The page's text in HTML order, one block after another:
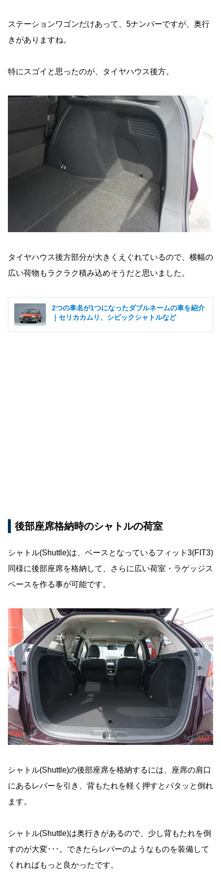
ステーションワゴンだけあって、5ナンバーですが、奥行
きがありますね。
特にスゴイと思ったのが、タイヤハウス後方。
タイヤハウス後方部分が大きくえぐれているので、横幅の
広い荷物もラクラク積み込めそうだと思いました。
2つの車名が1つになったダブルネームの車を紹介
｜セリカカムリ、シビックシャトルなど
後部座席格納時のシャトルの荷室
シャトル(Shuttle)は、ベースとなっているフィット3(FIT3)
同様に後部座席を格納して、さらに広い荷室・ラゲッジス
ペースを作る事が可能です。
シャトル(Shuttle)の後部座席を格納するには、座席の肩口
にあるレバーを引き、背もたれを軽く押すとパタッと倒れ
ます。
シャトル(Shuttle)は奥行きがあるので、少し背もたれを倒
すのが大変･･･。できたらレバーのようなものを装備して
くれればもっと良かったです。